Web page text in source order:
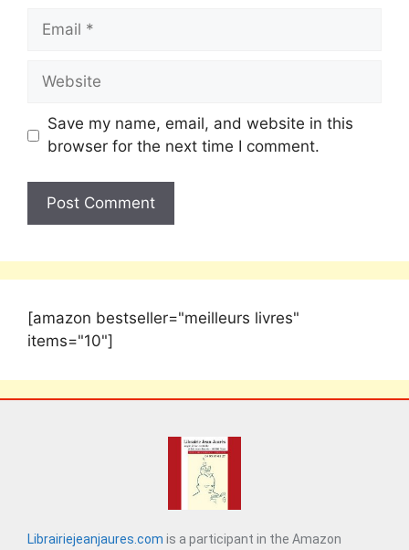
Save my name, email, and website in this
browser for the next time I comment.
[amazon bestseller="meilleurs livres"
items="10"]
Librairiejeanjaures.com is a participant in the Amazon